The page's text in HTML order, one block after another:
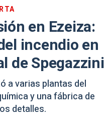
en Ezeiza:
incendio en
de Spegazzini
a varias plantas del
y una fábrica de
detalles.